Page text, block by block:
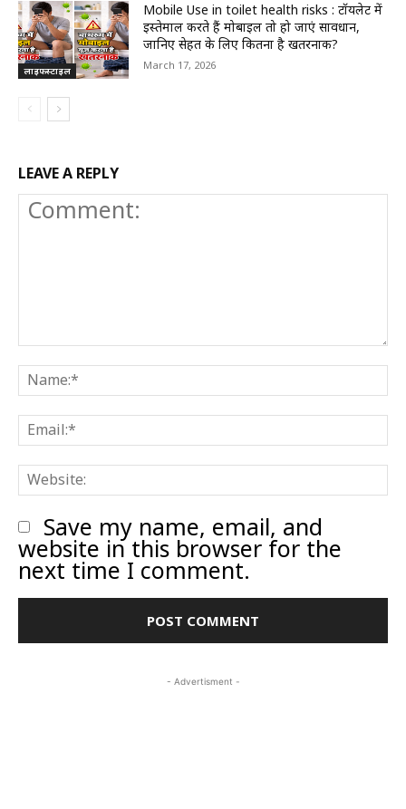
लाइफस्टाइल
Mobile Use in toilet health risks : टॉयलेट में
इस्तेमाल करते हैं मोबाइल तो हो जाएं सावधान,
जानिए सेहत के लिए कितना है खतरनाक?
March 17, 2026
LEAVE A REPLY
Comment:
Save my name, email, and
website in this browser for the
next time I comment.
- Advertisment -